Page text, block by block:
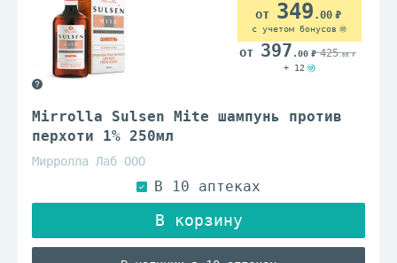
Mirrolla Sulsen Mite шампунь против
перхоти 1% 250мл
Мирролла Лаб ООО
349 .00
с учетом бонусов
397 .00 425.00
+ 12